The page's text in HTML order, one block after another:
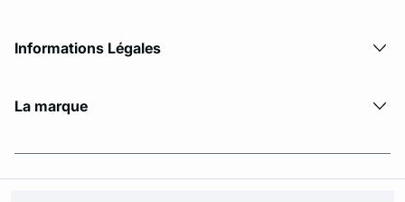
Informations Légales
La marque